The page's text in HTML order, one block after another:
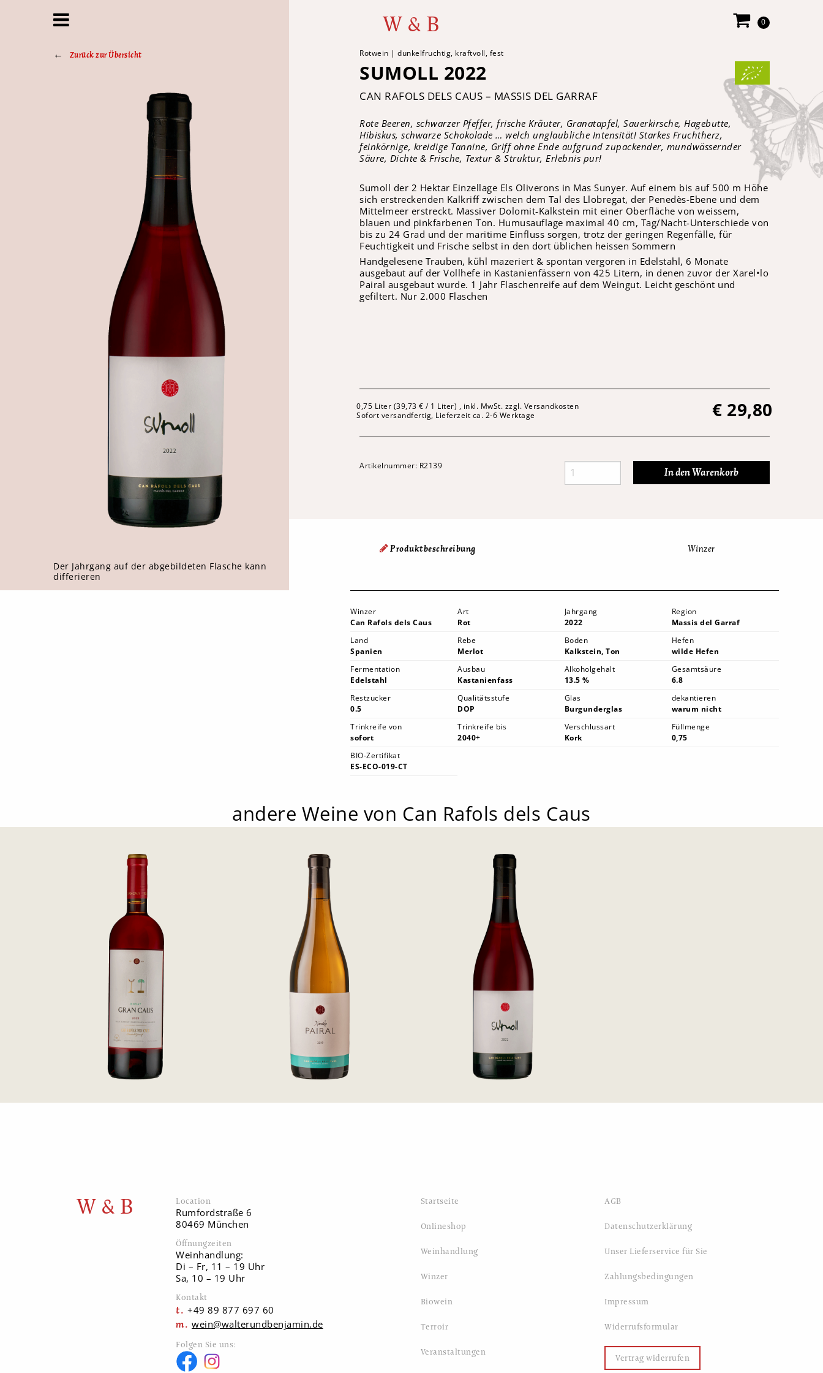
0
W & B
Zurück zur Übersicht
Der Jahrgang auf der abgebildeten Flasche kann
differieren
Rotwein | dunkelfruchtig, kraftvoll, fest
SUMOLL 2022
CAN RAFOLS DELS CAUS – MASSIS DEL GARRAF
Rote Beeren, schwarzer Pfeffer, frische Kräuter, Granatapfel, Sauerkirsche, Hagebutte,
Hibiskus, schwarze Schokolade … welch unglaubliche Intensität! Starkes Fruchtherz,
feinkörnige, kreidige Tannine, Griff ohne Ende aufgrund zupackender, mundwässernder
Säure, Dichte & Frische, Textur & Struktur, Erlebnis pur!
Sumoll der 2 Hektar Einzellage Els Oliverons in Mas Sunyer. Auf einem bis auf 500 m Höhe
sich erstreckenden Kalkriff zwischen dem Tal des Llobregat, der Penedès-Ebene und dem
Mittelmeer erstreckt. Massiver Dolomit-Kalkstein mit einer Oberfläche von weissem,
blauen und pinkfarbenen Ton. Humusauflage maximal 40 cm, Tag/Nacht-Unterschiede von
bis zu 24 Grad und der maritime Einfluss sorgen, trotz der geringen Regenfälle, für
Feuchtigkeit und Frische selbst in den dort üblichen heissen Sommern
Handgelesene Trauben, kühl mazeriert & spontan vergoren in Edelstahl, 6 Monate
ausgebaut auf der Vollhefe in Kastanienfässern von 425 Litern, in denen zuvor der Xarel•lo
Pairal ausgebaut wurde. 1 Jahr Flaschenreife auf dem Weingut. Leicht geschönt und
gefiltert. Nur 2.000 Flaschen
0,75 Liter (39,73 € / 1 Liter) , inkl. MwSt. zzgl. Versandkosten
Sofort versandfertig, Lieferzeit ca. 2-6 Werktage
€ 29,80
Artikelnummer: R2139
Produktbeschreibung Winzer
Winzer
Can Rafols dels Caus
Art
Rot
Jahrgang
2022
Region
Massis del Garraf
Land
Spanien
Rebe
Merlot
Boden
Kalkstein, Ton
Hefen
wilde Hefen
Fermentation
Edelstahl
Ausbau
Kastanienfass
Alkoholgehalt
13.5 %
Gesamtsäure
6.8
Restzucker
0.5
Qualitätsstufe
DOP
Glas
Burgunderglas
dekantieren
warum nicht
Trinkreife von
sofort
Trinkreife bis
2040+
Verschlussart
Kork
Füllmenge
0,75
BIO-Zertifikat
ES-ECO-019-CT
andere Weine von Can Rafols dels Caus
W & B Location
Rumfordstraße 6
80469 München
Öffnungzeiten
Weinhandlung:
Di – Fr, 11 – 19 Uhr
Sa, 10 – 19 Uhr
Kontakt
+49 89 877 697 60
wein@walterundbenjamin.de
Folgen Sie uns:
Startseite
Onlineshop
Weinhandlung
Winzer
Biowein
Terroir
Veranstaltungen
AGB
Datenschutzerklärung
Unser Lieferservice für Sie
Zahlungsbedingungen
Impressum
Widerrufsformular
Vertrag widerrufen